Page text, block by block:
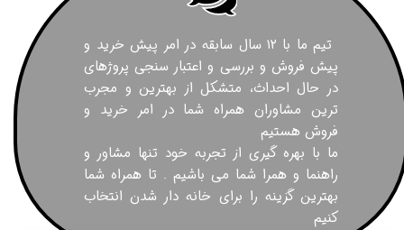
تیم ما با ۱۲ سال سابقه در امر پیش خرید و
پیش فروش و بررسی و اعتبار سنجی پروژهای
در حال احداث، متشکل از بهترین و مجرب
ترین مشاوران همراه شما در امر خرید و
فروش هستیم
ما با بهره گیری از تجربه خود تنها مشاور و
راهنما و همرا شما می باشیم . تا همراه شما
بهترین گزینه را برای خانه دار شدن انتخاب
کنیم